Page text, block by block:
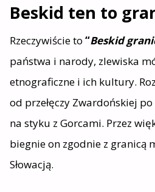
Beskid ten to
Rzeczywiście to“Beskid
państwa i narody, zlewiska
etnograficzne i ich kultury.
od przełęczy Zwardońskiej po
na styku z Gorcami. Przez
biegnie on zgodnie z granicą
Słowacją.